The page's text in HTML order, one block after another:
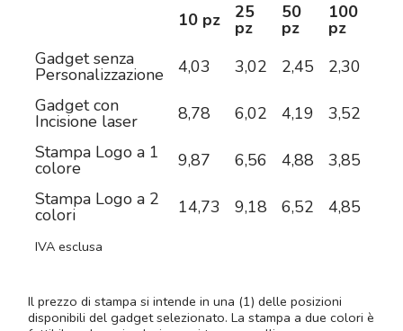
10 pz 25
pz
50
pz
100
pz
Gadget senza
Personalizzazione 4,03 3,02 2,45 2,30
Gadget con
Incisione laser 8,78 6,02 4,19 3,52
Stampa Logo a 1
colore 9,87 6,56 4,88 3,85
Stampa Logo a 2
colori 14,73 9,18 6,52 4,85
IVA esclusa
Il prezzo di stampa si intende in una (1) delle posizioni
disponibili del gadget selezionato. La stampa a due colori è